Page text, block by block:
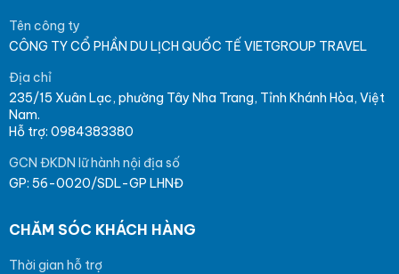
Tên công ty
CÔNG TY CỔ PHẦN DU LỊCH QUỐC TẾ VIETGROUP TRAVEL
Địa chỉ
235/15 Xuân Lạc, phường Tây Nha Trang, Tỉnh Khánh Hòa, Việt
Nam.
Hỗ trợ: 0984383380
GCN ĐKDN lữ hành nội địa số
GP: 56-0020/SDL-GP LHNĐ
CHĂM SÓC KHÁCH HÀNG
Thời gian hỗ trợ